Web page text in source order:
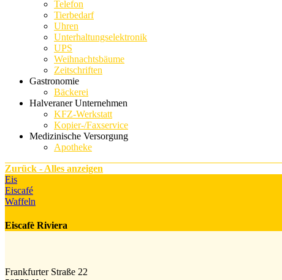
Telefon
Tierbedarf
Uhren
Unterhaltungselektronik
UPS
Weihnachtsbäume
Zeitschriften
Gastronomie
Bäckerei
Halveraner Unternehmen
KFZ-Werkstatt
Kopier-/Faxservice
Medizinische Versorgung
Apotheke
Zurück - Alles anzeigen
Eis
Eiscafé
Waffeln
Eiscafè Riviera
Frankfurter Straße 22